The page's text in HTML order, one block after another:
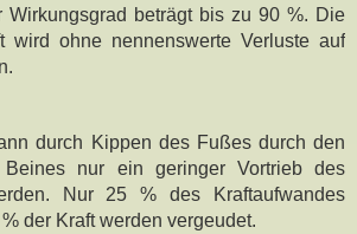
Wirkungsgrad beträgt bis zu 90 %. Die
wird ohne nennenswerte Verluste auf
durch Kippen des Fußes durch den
Beines nur ein geringer Vortrieb des
Nur 25 % des Kraftaufwandes
der Kraft werden vergeudet.